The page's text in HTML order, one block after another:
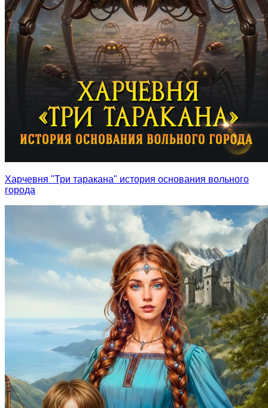
Харчевня "Три таракана" история основания вольного
города